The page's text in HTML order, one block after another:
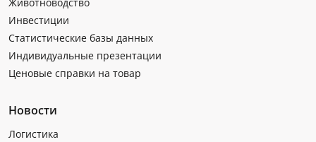
Животноводство
Инвестиции
Статистические базы данных
Индивидуальные презентации
Ценовые справки на товар
Новости
Логистика